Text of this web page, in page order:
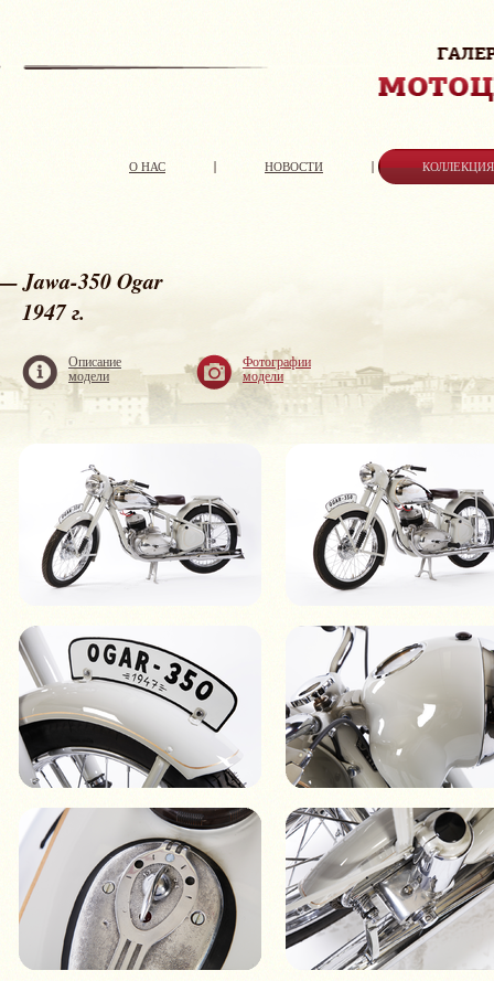
О НАС НОВОСТИ
Jawa-350 Ogar
1947 г.
Описание
модели
Фотографии
модели